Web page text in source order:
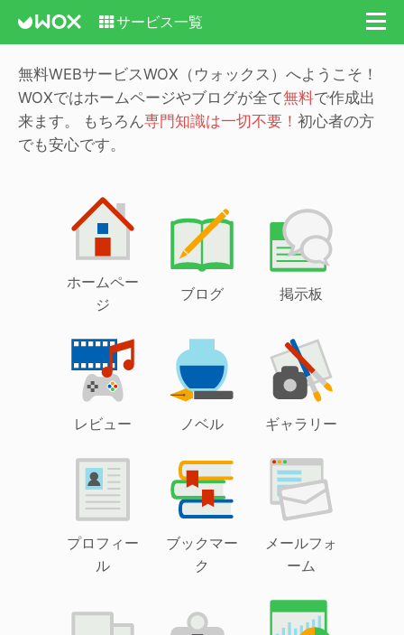
サービス一覧
無料WEBサービスWOX（ウォックス）へようこそ！
WOXではホームページやブログが全て無料で作成出
来ます。
もちろん専門知識は一切不要！ 初心者の方
でも安心です。
ホームペー
ジ
ブログ 掲示板
レビュー ノベル ギャラリー
プロフィー
ル
ブックマー
ク
メールフォ
ーム